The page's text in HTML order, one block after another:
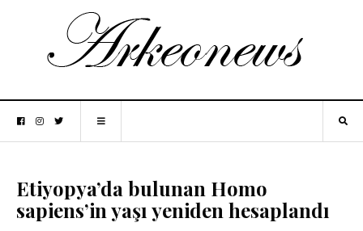
Etiyopya’da bulunan Homo
sapiens’in yaşı yeniden hesaplandı